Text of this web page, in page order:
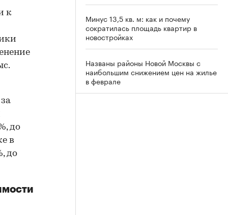
к
до
в
до
Минус 13,5 кв. м: как и почему
сократилась площадь квартир в
новостройках
Названы районы Новой Москвы с
наибольшим снижением цен на жилье
в феврале